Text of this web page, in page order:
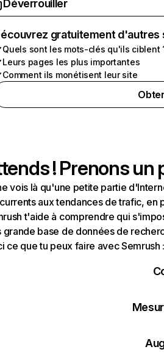
Déverrouiller
gratuitement
Quels sont les mots-clés qu'ils ciblent
Leurs pages les plus importantes
Comment ils monétisent leur site
! Prenons un
vois là qu'une petite partie
aux tendances de trafic, en
t'aide à comprendre qui
grande base de données de
ce que tu peux faire avec Semrush